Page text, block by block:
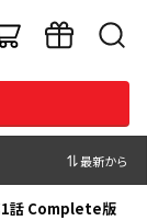
最新から
1話 Complete版